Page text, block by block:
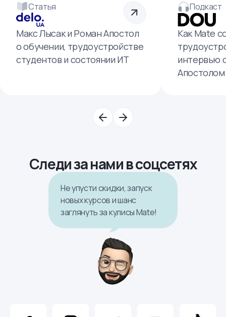
Статья
Макс Лысак и Роман Апостол
о обучении, трудоустройстве
студентов и состоянии ИТ
Подкаст
Как Mate
интервью
Апостолом
Следи за нами в соцсетях
Не упусти скидки, запуск
новых курсов и шанс
заглянуть за кулисы Mate!